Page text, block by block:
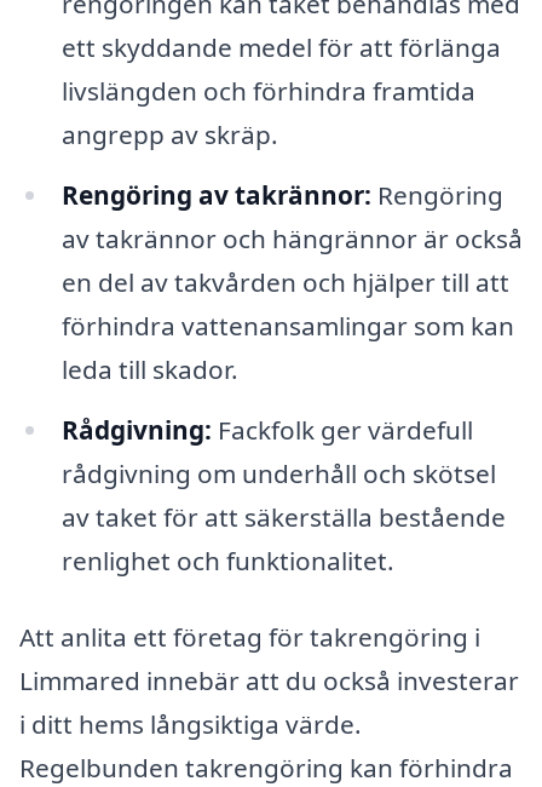
ett skyddande medel för att förlänga
livslängden och förhindra framtida
angrepp av skräp.
Rengöring av takrännor: Rengöring
av takrännor och hängrännor är också
en del av takvården och hjälper till att
förhindra vattenansamlingar som kan
leda till skador.
Rådgivning: Fackfolk ger värdefull
rådgivning om underhåll och skötsel
av taket för att säkerställa bestående
renlighet och funktionalitet.
Att anlita ett företag för takrengöring i
Limmared innebär att du också investerar
i ditt hems långsiktiga värde.
Regelbunden takrengöring kan förhindra